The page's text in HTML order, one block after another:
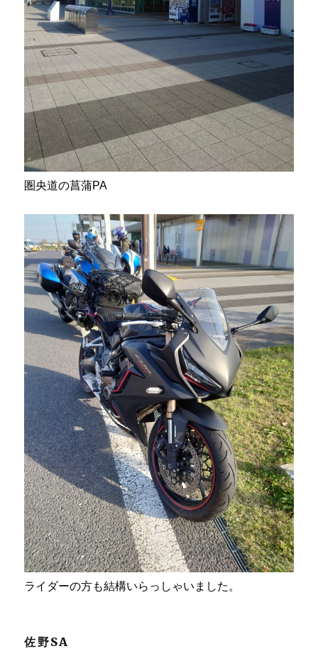
圏央道の菖蒲PA
ライダーの方も結構いらっしゃいました。
佐野SA